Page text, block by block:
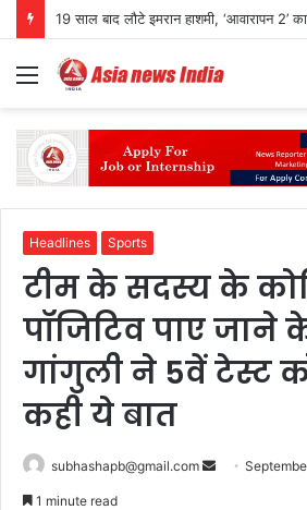
Menu
Headlines Sports
टीम के सदस्य के
पॉजिटिव पाए जाने
गांगुली ने 5वें टेस्ट
कही ये बात
subhashapb@gmail.com
Send
1 minute read